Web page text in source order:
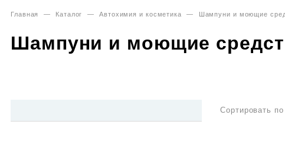
Главная — Каталог — Автохимия и косметика — Шампуни и моющие
Шампуни и моющие
Сортировать по